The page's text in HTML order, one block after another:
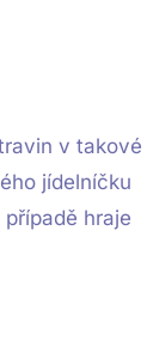
v takové
jídelníčku
hraje